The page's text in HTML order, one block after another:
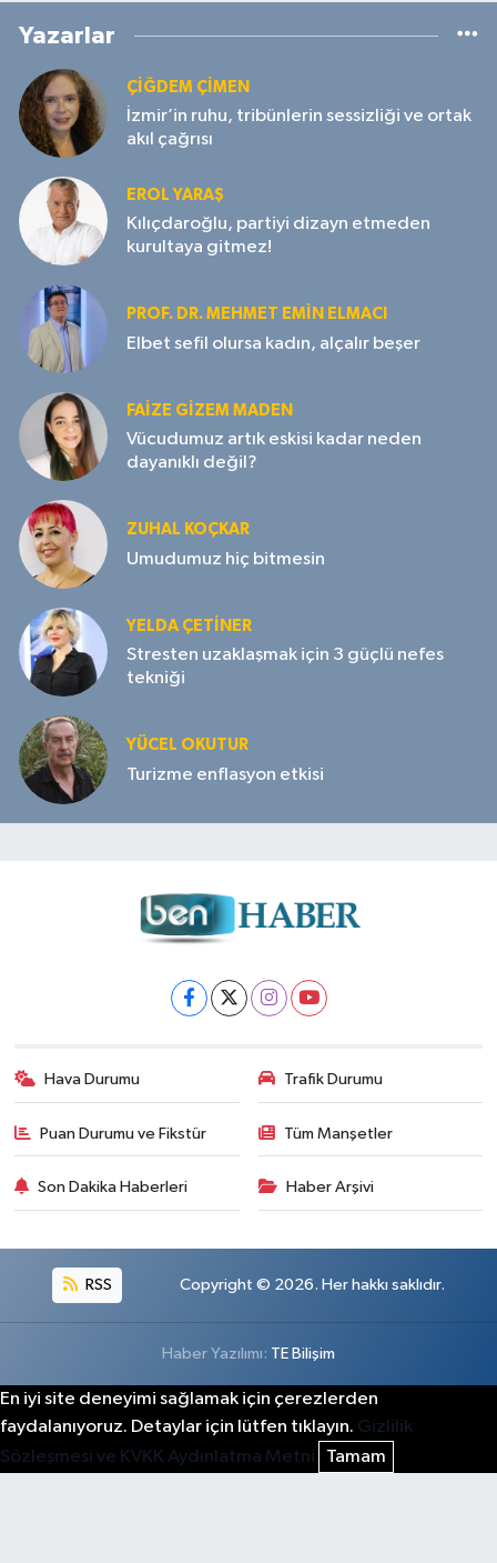
Yazarlar
ÇIĞDEM ÇIMEN
İzmir’in ruhu, tribünlerin sessizliği ve ortak
akıl çağrısı
EROL YARAŞ
Kılıçdaroğlu, partiyi dizayn etmeden
kurultaya gitmez!
PROF. DR. MEHMET EMIN ELMACI
Elbet sefil olursa kadın, alçalır beşer
FAIZE GIZEM MADEN
Vücudumuz artık eskisi kadar neden
dayanıklı değil?
ZUHAL KOÇKAR
Umudumuz hiç bitmesin
YELDA ÇETİNER
Stresten uzaklaşmak için 3 güçlü nefes
tekniği
YÜCEL OKUTUR
Turizme enflasyon etkisi
Hava Durumu Trafik Durumu
Puan Durumu ve Fikstür Tüm Manşetler
Son Dakika Haberleri Haber Arşivi
RSS Copyright © 2026. Her hakkı saklıdır.
Haber Yazılımı: TE Bilişim
En iyi site deneyimi sağlamak için çerezlerden
faydalanıyoruz. Detaylar için lütfen tıklayın. Gizlilik
Sözleşmesi ve KVKK Aydınlatma Metni
Tamam